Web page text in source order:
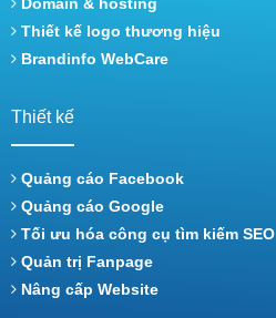
Domain & hosting
Thiết kế logo thương hiệu
Brandinfo WebCare
Thiết kế
Quảng cáo Facebook
Quảng cáo Google
Tối ưu hóa công cụ tìm kiếm SEO
Quản trị Fanpage
Nâng cấp Website